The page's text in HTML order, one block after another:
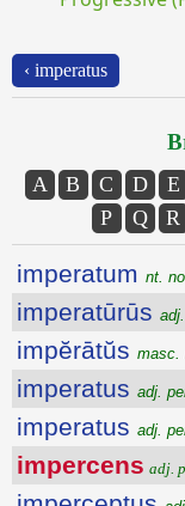
‹ imperatus
A B C D E
P
Q R
imperatum nt.
imperatūrūs
impĕrātŭs masc.
imperatus adj.
imperatus adj.
impercens adj.